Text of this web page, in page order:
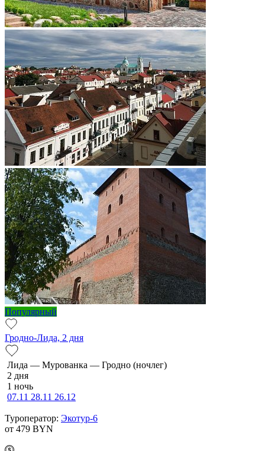
Популярный
Гродно-Лида, 2 дня
Ли­да — Мурованка — Грод­но (ночлег)
2 дня
1 ночь
07.11 28.11 26.12
Туроператор: Экотур-6
от 479 BYN